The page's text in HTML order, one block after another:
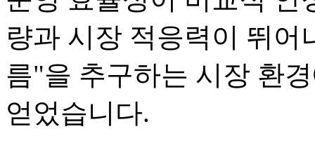
량과 시장 적응력이 뛰
름"을 추구하는 시장 환
얻었습니다.